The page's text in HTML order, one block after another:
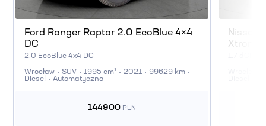
Ford Ranger Raptor 2.0 EcoBlue 4×4
DC
2.0 EcoBlue 4x4 DC
Wrocław SUV 1995 cm³ 2021
99629 km
Diesel
Automatyczna
144900 PLN
Nissan
Xtronic